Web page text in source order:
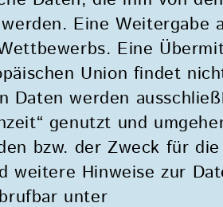
Eine
Eine
Union findet
Daten werden
genutzt und
bzw. der Zweck für
weitere Hinweise zur
unter